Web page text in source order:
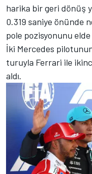
harika bir geri dönüş
0.319 saniye önünde
pole pozisyonunu
İki Mercedes
turuyla Ferrari ile
aldı.